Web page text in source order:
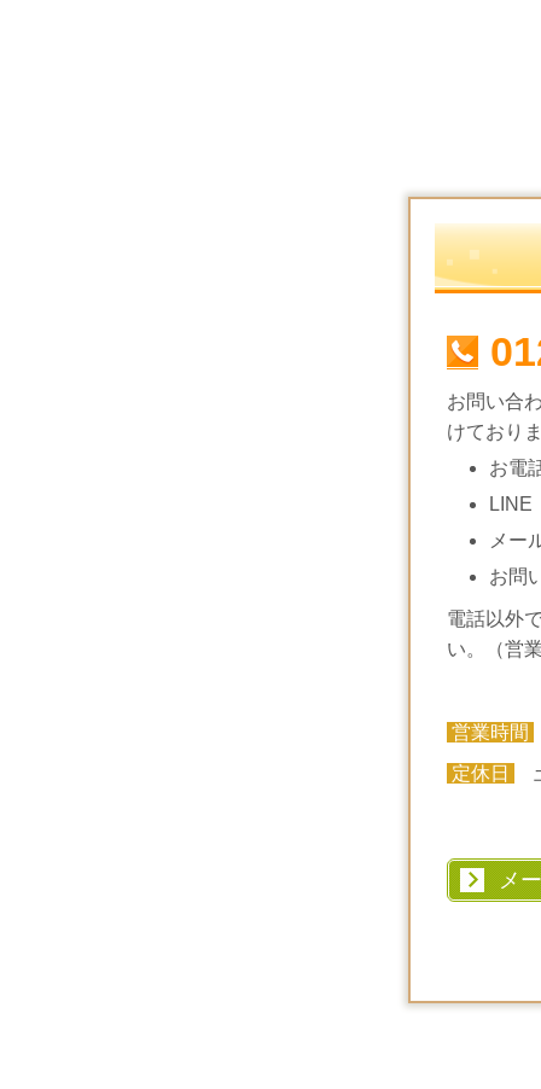
お問い合
けており
お電
LINE
メー
お問
電話以外
い。（営
営業時間
定休日
メ